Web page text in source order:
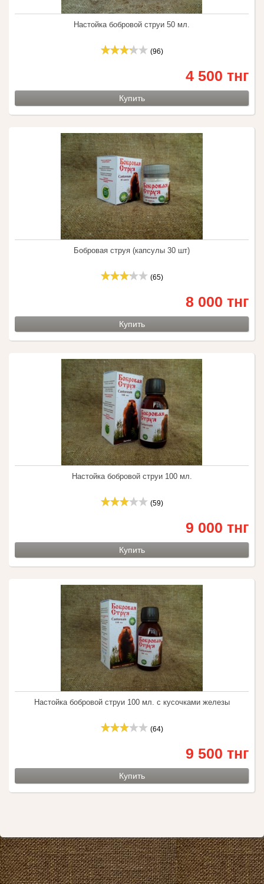
Настойка бобровой струи 50 мл.
(96)
4 500 тнг
Купить
Бобровая струя (капсулы 30 шт)
(65)
8 000 тнг
Купить
Настойка бобровой струи 100 мл.
(59)
9 000 тнг
Купить
Настойка бобровой струи 100 мл. с кусочками железы
(64)
9 500 тнг
Купить